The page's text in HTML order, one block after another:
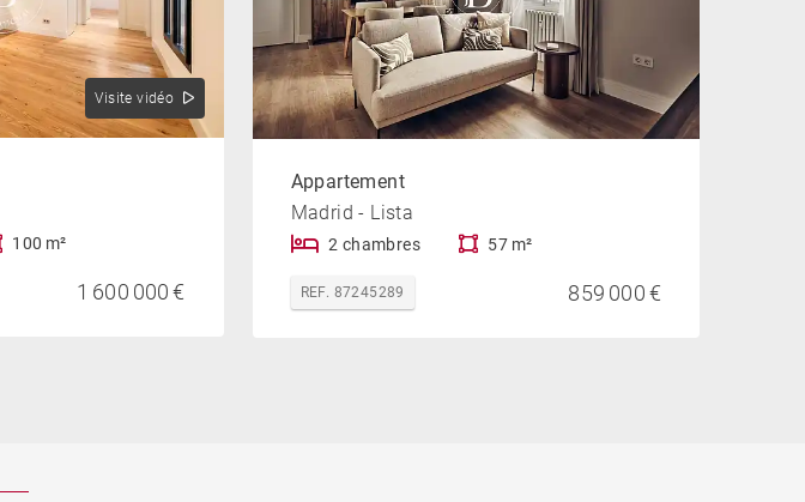
Visite vidéo
100 m²
1 600 000 €
Appartement
Madrid - Lista
2 chambres 57 m²
REF. 87245289 859 000 €